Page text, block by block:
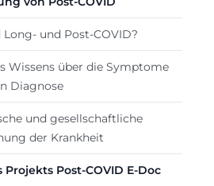
Long- und Post-COVID?
Wissens über die Symptome
Diagnose
und gesellschaftliche
der Krankheit
Projekts Post-COVID E-Doc